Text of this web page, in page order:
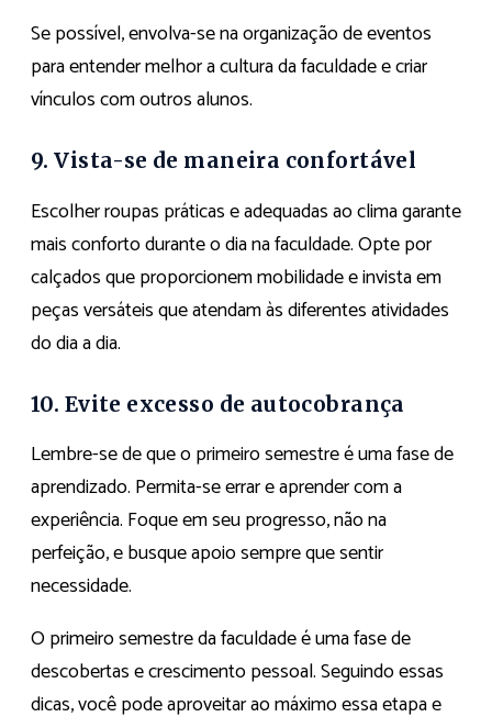
Se possível, envolva-se na organização de eventos
para entender melhor a cultura da faculdade e criar
vínculos com outros alunos.
9. Vista-se de maneira confortável
Escolher roupas práticas e adequadas ao clima garante
mais conforto durante o dia na faculdade. Opte por
calçados que proporcionem mobilidade e invista em
peças versáteis que atendam às diferentes atividades
do dia a dia.
10. Evite excesso de autocobrança
Lembre-se de que o primeiro semestre é uma fase de
aprendizado. Permita-se errar e aprender com a
experiência. Foque em seu progresso, não na
perfeição, e busque apoio sempre que sentir
necessidade.
O primeiro semestre da faculdade é uma fase de
descobertas e crescimento pessoal. Seguindo essas
dicas, você pode aproveitar ao máximo essa etapa e